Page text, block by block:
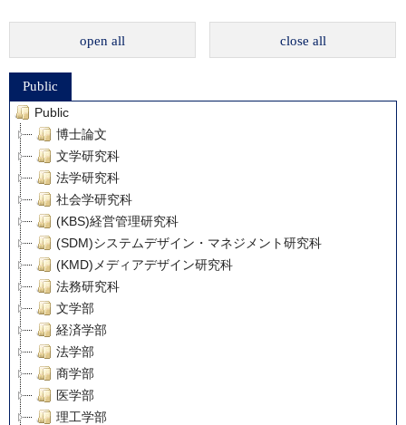
open all close all
Public
Public
博士論文
文学研究科
法学研究科
社会学研究科
(KBS)経営管理研究科
(SDM)システムデザイン・マネジメント研究科
(KMD)メディアデザイン研究科
法務研究科
文学部
経済学部
法学部
商学部
医学部
理工学部